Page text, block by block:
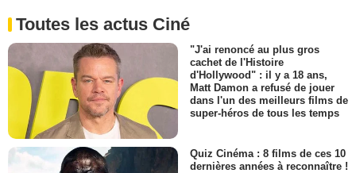
Toutes les actus Ciné
"J'ai renoncé au plus gros
cachet de l'Histoire
d'Hollywood" : il y a 18 ans,
Matt Damon a refusé de jouer
dans l'un des meilleurs films de
super-héros de tous les temps
Quiz Cinéma : 8 films de ces 10
dernières années à reconnaître !